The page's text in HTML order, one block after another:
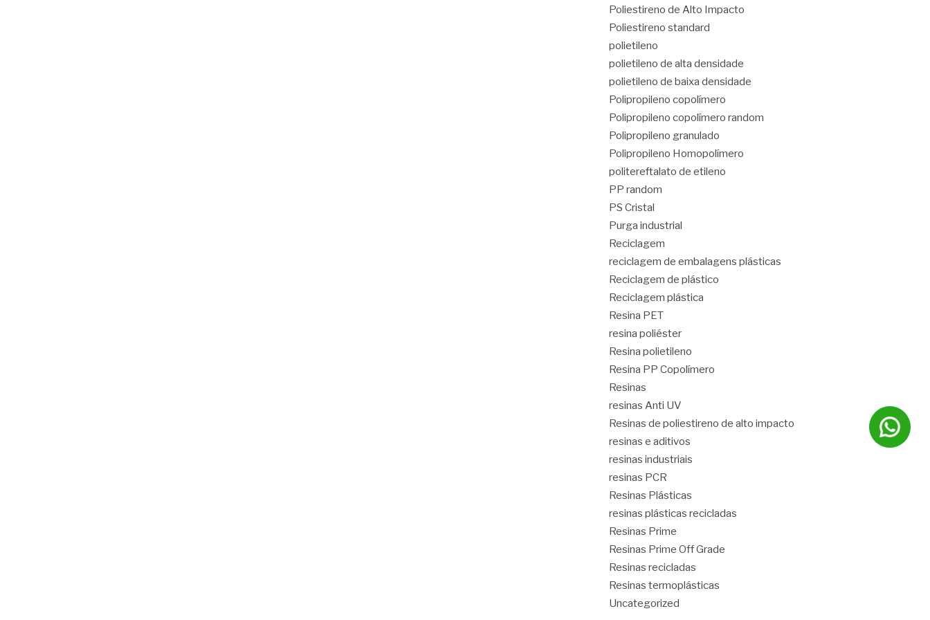
Poliestireno de Alto Impacto
Poliestireno standard
polietileno
polietileno de alta densidade
polietileno de baixa densidade
Polipropileno copolímero
Polipropileno copolímero random
Polipropileno granulado
Polipropileno Homopolímero
politereftalato de etileno
PP random
PS Cristal
Purga industrial
Reciclagem
reciclagem de embalagens plásticas
Reciclagem de plástico
Reciclagem plástica
Resina PET
resina poliéster
Resina polietileno
Resina PP Copolímero
Resinas
resinas Anti UV
Resinas de poliestireno de alto impacto
resinas e aditivos
resinas industriais
resinas PCR
Resinas Plásticas
resinas plásticas recicladas
Resinas Prime
Resinas Prime Off Grade
Resinas recicladas
Resinas termoplásticas
Uncategorized